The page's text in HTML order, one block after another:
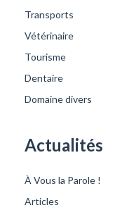
Transports
Vétérinaire
Tourisme
Dentaire
Domaine divers
Actualités
À Vous la Parole !
Articles